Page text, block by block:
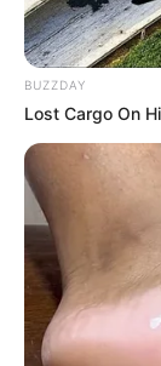
justiçae
Sistema Único de
-ad3
Deputados de
valoriza
BUZZDAY
Lost Cargo On